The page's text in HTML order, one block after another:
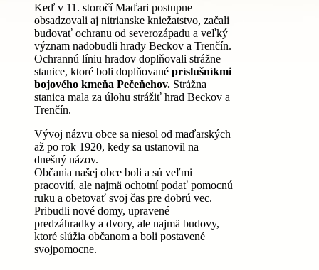
Keď v 11. storočí Maďari postupne
obsadzovali aj nitrianske kniežatstvo, začali
budovať ochranu od severozápadu a veľký
význam nadobudli hrady Beckov a Trenčín.
Ochrannú líniu hradov doplňovali strážne
stanice, ktoré boli doplňované príslušníkmi
bojového kmeňa Pečeňehov. Strážna
stanica mala za úlohu strážiť hrad Beckov a
Trenčín.
Vývoj názvu obce sa niesol od maďarských
až po rok 1920, kedy sa ustanovil na
dnešný názov.
Občania našej obce boli a sú veľmi
pracovití, ale najmä ochotní podať pomocnú
ruku a obetovať svoj čas pre dobrú vec.
Pribudli nové domy, upravené
predzáhradky a dvory, ale najmä budovy,
ktoré slúžia občanom a boli postavené
svojpomocne.